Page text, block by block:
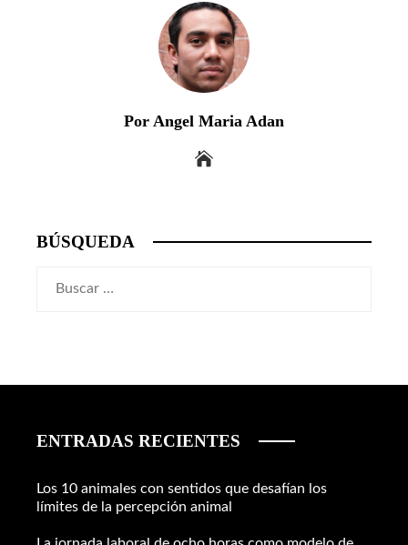
Por Angel Maria Adan
BÚSQUEDA
ENTRADAS RECIENTES
Los 10 animales con sentidos que desafían los
límites de la percepción animal